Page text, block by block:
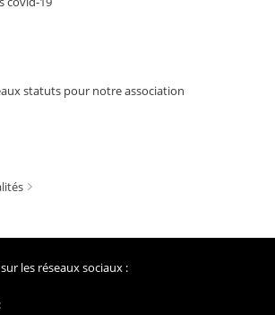
statuts pour notre association
les réseaux sociaux :